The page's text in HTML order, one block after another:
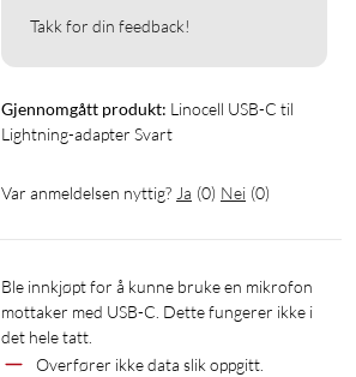
Takk for din feedback!
Gjennomgått produkt: Linocell USB-C til
Lightning-adapter Svart
Var anmeldelsen nyttig? Ja (0) Nei (0)
Ble innkjøpt for å kunne bruke en mikrofon
mottaker med USB-C. Dette fungerer ikke i
det hele tatt.
Overfører ikke data slik oppgitt.